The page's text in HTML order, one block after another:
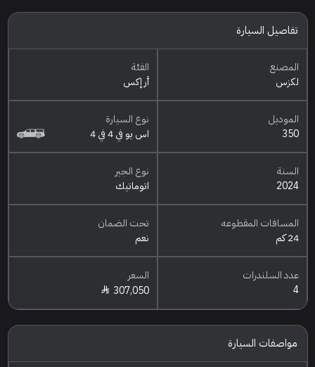
تفاصيل السيارة
المصنع
لكزس
الفئة
أر إكس
الموديل
350
نوع السيارة
اس يو في 4 في 4
السنة
2024
نوع الجير
اتوماتيك
المسافات المقطوعه
24 كم
تحت الضمان
نعم
عدد السلندرات
4
السعر
307,050
مواصفات السيارة